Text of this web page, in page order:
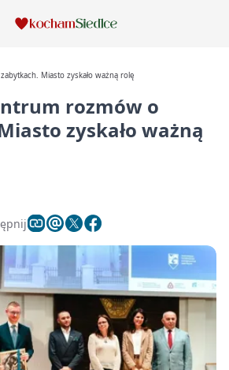
Miasto zyskało ważną rolę
rozmów o
zyskało ważną